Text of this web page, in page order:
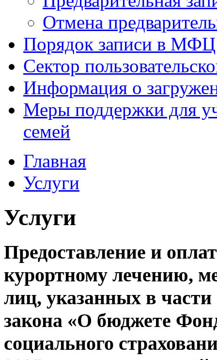
Отмена
Порядок записи в МФЦ
Сектор
Информация о
Меры поддержки для
семей
Главная
Услуги
Услуги
Предоставление и
курортному лечению,
лиц, указанных в части
закона «О бюджете
социального